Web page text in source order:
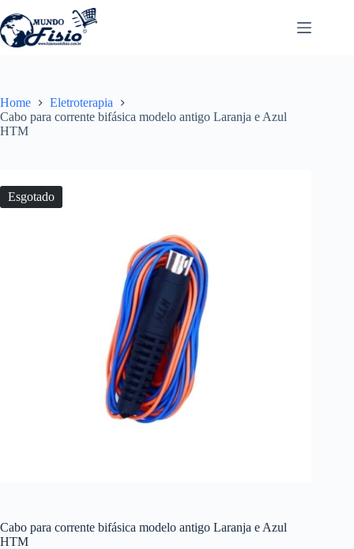
para
o
conteúdo
Home
Eletroterapia
Cabo para corrente bifásica modelo antigo Laranja e Azul
HTM
Esgotado
Cabo para corrente bifásica modelo antigo Laranja e Azul
HTM